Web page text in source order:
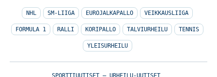
NHL SM-LIIGA EUROJALKAPALLO VEIKKAUSLIIGA
FORMULA 1 RALLI KORIPALLO TALVIURHEILU TENNIS
YLEISURHEILU
SPORTTIUUTISET – URHEILU-UUTISET